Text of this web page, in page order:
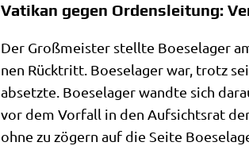
Vatikan gegen Ordensleitung:
Der Groß­mei­ster stell­te Boe­se­la­ger
nen Rück­tritt. Boe­se­la­ger war, trotz
absetz­te. Boe­se­la­ger wand­te sich
vor dem Vor­fall in den Auf­sichts­rat
ohne zu zögern auf die Sei­te